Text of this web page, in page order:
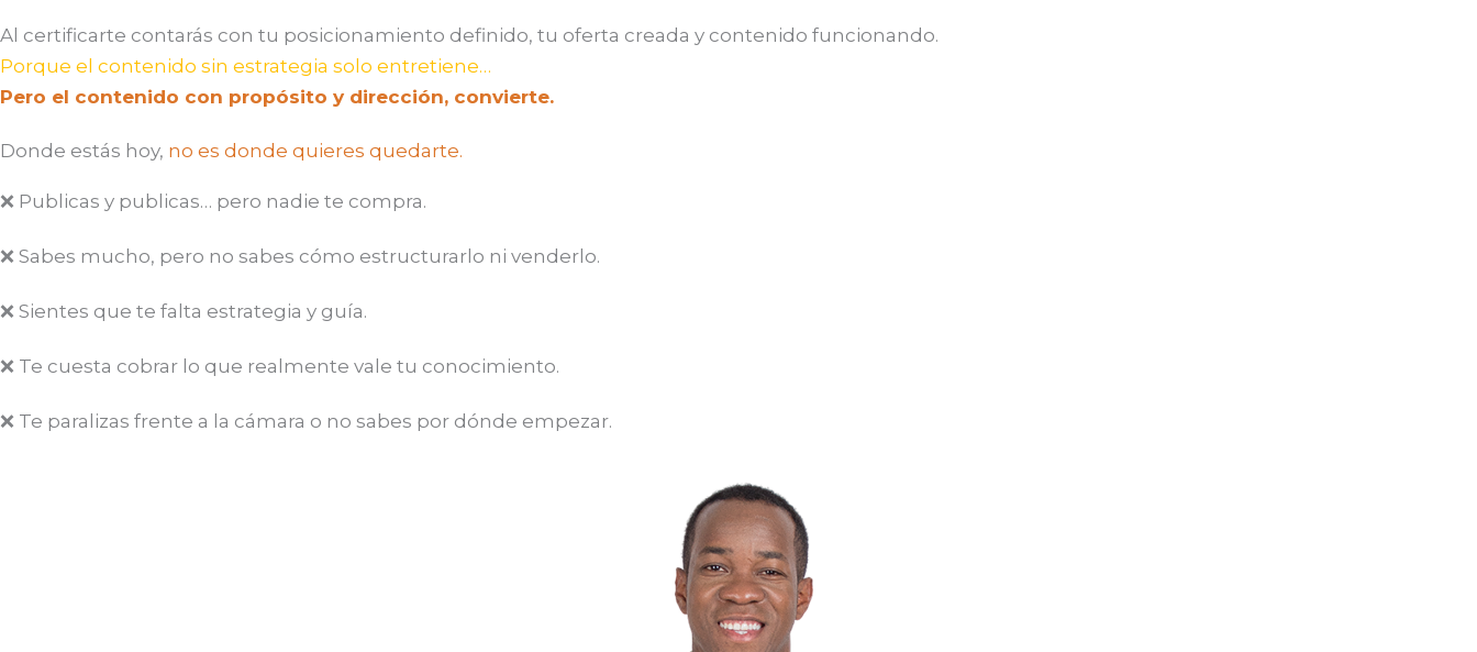
Al certificarte contarás con tu posicionamiento definido, tu oferta creada y contenido funcionando.
Porque el contenido sin estrategia solo entretiene…
Pero el contenido con propósito y dirección, convierte.
Donde estás hoy, no es donde quieres quedarte.
❌ Publicas y publicas… pero nadie te compra.
❌ Sabes mucho, pero no sabes cómo estructurarlo ni venderlo.
❌ Sientes que te falta estrategia y guía.
❌ Te cuesta cobrar lo que realmente vale tu conocimiento.
❌ Te paralizas frente a la cámara o no sabes por dónde empezar.